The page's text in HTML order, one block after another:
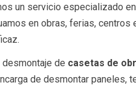
un servicio especializado
en obras, ferias,
de casetas de
de desmontar paneles,